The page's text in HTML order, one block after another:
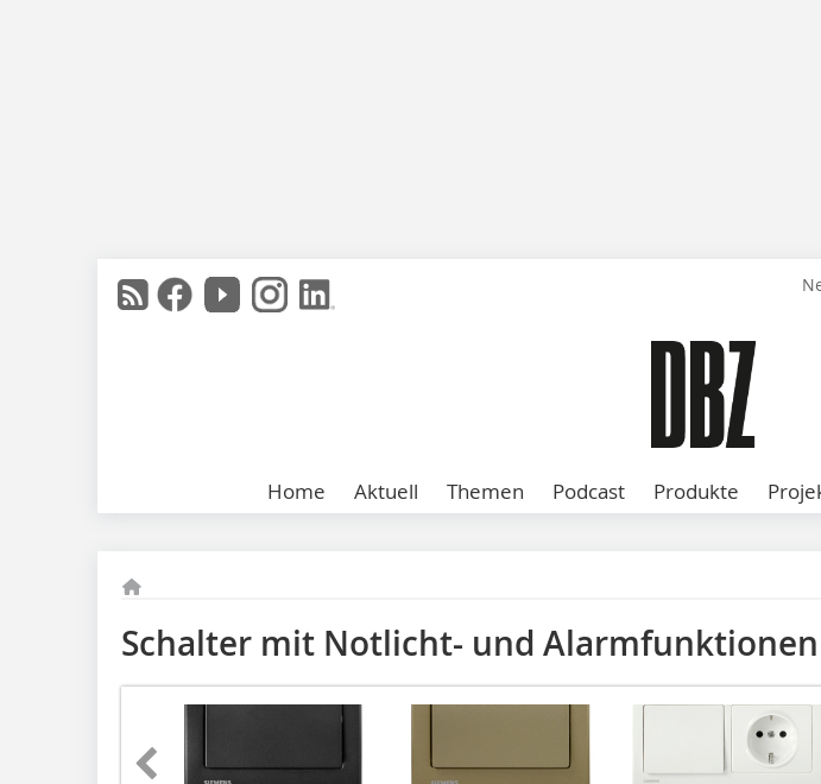
Home Aktuell Themen Podcast Produkte
Schalter mit Notlicht- und Alarmfunktionen